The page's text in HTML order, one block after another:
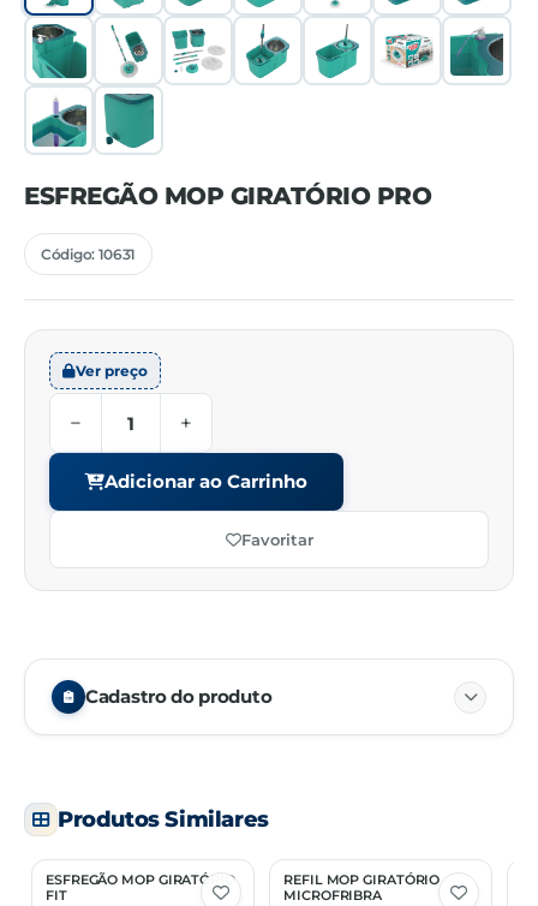
ESFREGÃO MOP GIRATÓRIO PRO
Código: 10631
Ver preço
− +
Adicionar ao Carrinho
Favoritar
Cadastro do produto
Unidade de venda
96039000
Produtos Similares
ESFREGÃO MOP GIRATÓRIO
FIT
REFIL MOP GIRATÓRIO
MICROFRIBRA